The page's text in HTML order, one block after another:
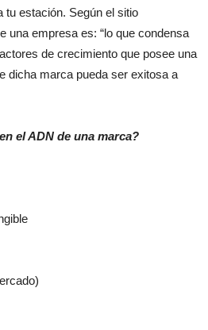
tu estación. Según el sitio
una empresa es: “lo que condensa
de crecimiento que posee una
dicha marca pueda ser exitosa a
el ADN de una marca?